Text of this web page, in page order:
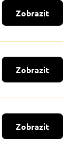
Zobrazit
Zobrazit
Zobrazit